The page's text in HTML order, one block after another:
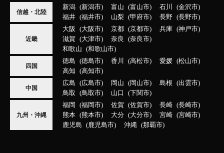
信越・北陸
新潟 新潟市 富山 富山市 石川
金沢市
福井
福井市 山梨 甲府市 長野 長野市
近畿
大阪 大阪市 京都 京都市 兵庫
神戸市
滋賀
大津市 奈良
奈良市
和歌山
和歌山市
四国
徳島 徳島市 香川 高松市 愛媛
松山市
高知
高知市
中国
広島 広島市 岡山 岡山市 島根
出雲市
鳥取
鳥取市 山口 下関市
九州・沖縄
福岡 福岡市 佐賀 佐賀市 長崎
長崎市
熊本
熊本市 大分 大分市 宮崎
宮崎市
鹿児島
鹿児島市 沖縄 那覇市